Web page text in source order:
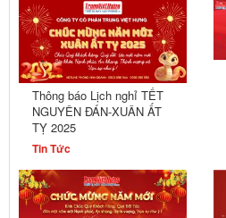
Thông báo Lịch nghỉ TẾT
NGUYÊN ĐÁN-XUÂN ẤT
TỴ 2025
Tin Tức